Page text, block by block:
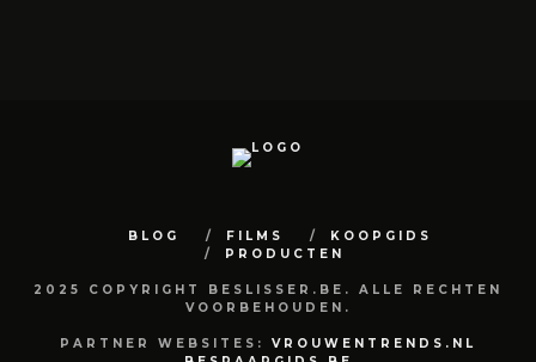
BLOG FILMS
KOOPGIDS
PRODUCTEN
2025 COPYRIGHT BESLISSER.BE. ALLE RECHTEN
VOORBEHOUDEN.
PARTNER WEBSITES: VROUWENTRENDS.NL